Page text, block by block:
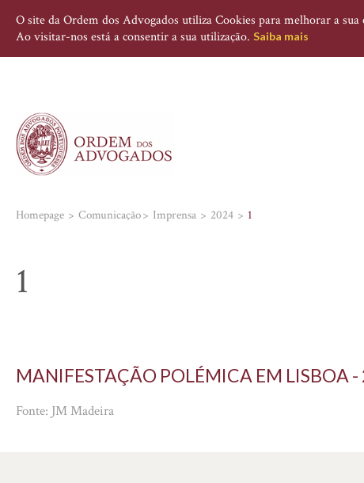
O site da Ordem dos Advogados utiliza Cookies para melhorar a sua
Ao visitar-nos está a consentir a sua utilização. Saiba mais
Homepage Comunicação Imprensa 2024 1
1
MANIFESTAÇÃO POLÉMICA EM LISBOA -
Fonte: JM Madeira